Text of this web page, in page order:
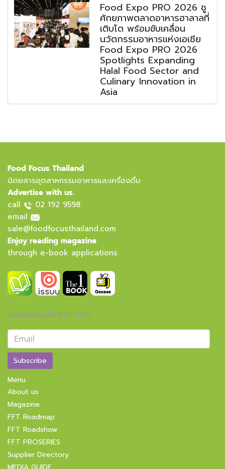
Food Expo PRO 2026 ชู
ศักยภาพตลาดอาหารฮาลาลที่
เติบโต พร้อมขับเคลื่อน
นวัตกรรมอาหารแห่งเอเชีย
Food Expo PRO 2026
Spotlights Expanding
Halal Food Sector and
Culinary Innovation in
Asia
Food Focus Thailand
นิตยสารอุตสาหกรรมอาหารและเครื่องดื่ม
Advertise with us.
call
02 192 9598
email
sale@foodfocusthailand.com
Enjoy reading magazine
through e-book applications
ลงทะเบียนเพื่อรับข่าวสาร
Subscribe
Menu
About us
Magazine
FFT Roadmap
FFT Roadshow
FFT PROSERIES
Supplier Directory